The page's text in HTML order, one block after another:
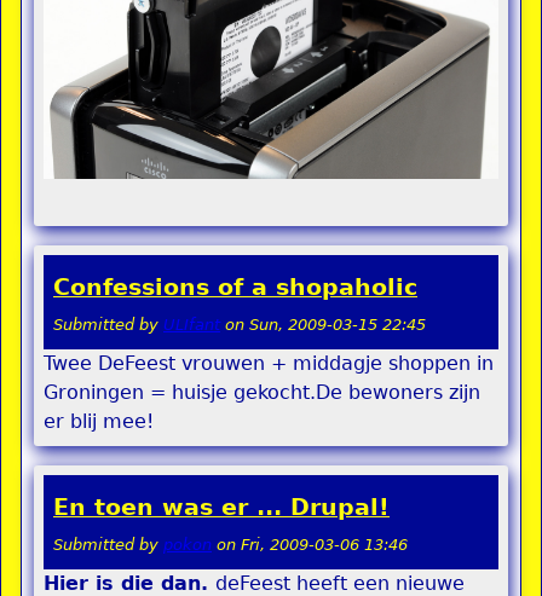
Confessions of a shopaholic
Submitted by ULIfanton Sun, 2009-03-15 22:45
Twee DeFeest vrouwen + middagje shoppen in
Groningen = huisje gekocht.De bewoners zijn
er blij mee!
En toen was er ... Drupal!
Submitted by pokon on Fri, 2009-03-06 13:46
Hier is die dan. deFeest heeft een nieuwe